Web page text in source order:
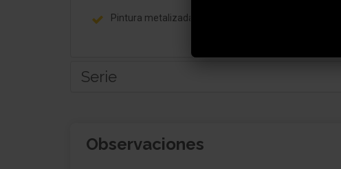
Pintura metalizada
Serie
Paquete Confort Plus
Observaciones